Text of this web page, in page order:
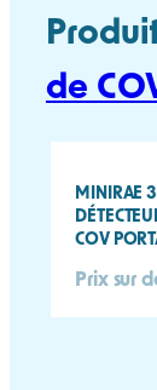
de
MINIRAE
COV
Prix sur